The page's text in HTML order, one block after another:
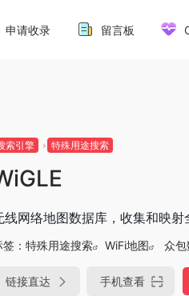
申请收录 留言板
索引擎 特殊用途搜索
线网络地图数据库，收集和映
： 特殊用途搜索 WiFi地图 众
链接直达 手机查看